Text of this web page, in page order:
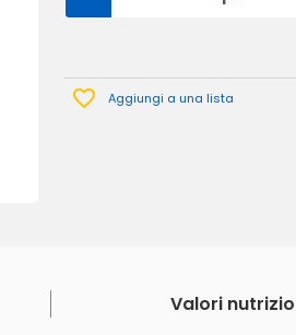
Aggiungi a una lista
Valori